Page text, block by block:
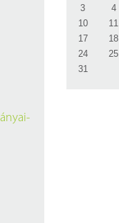
3
4
10
11
17
18
24
25
31